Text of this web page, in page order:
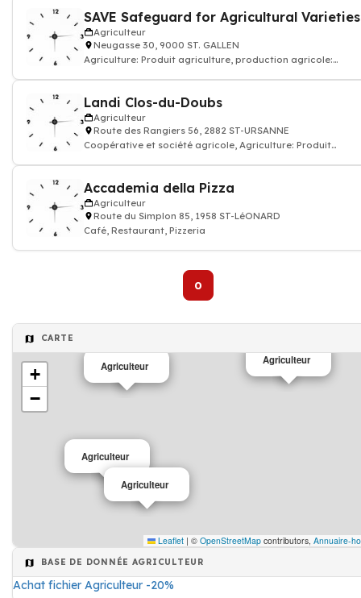
Agriculteur
Neugasse 30, 9000 ST. GALLEN
Agriculture: Produit agriculture, production agricole:
Landi Clos-du-Doubs
Agriculteur
Route des Rangiers 56, 2882 ST-URSANNE
Coopérative et société agricole, Agriculture: Produit
Accademia della Pizza
Agriculteur
Route du Simplon 85, 1958 ST-LéONARD
Café, Restaurant, Pizzeria
0
CARTE
Agriculteur
Agriculteur
Agriculteur
Agriculteur
+
−
Leaflet | © OpenStreetMap contributors, Annuaire-
BASE DE DONNÉE AGRICULTEUR
Achat fichier Agriculteur -20%